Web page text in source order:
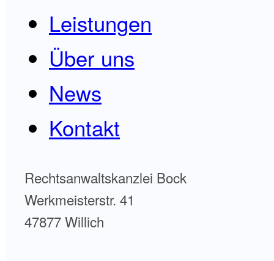
Leistungen
Über uns
News
Kontakt
Rechtsanwaltskanzlei Bock
Werkmeisterstr. 41
47877 Willich